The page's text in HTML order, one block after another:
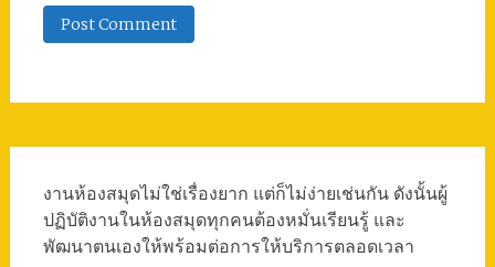
งานห้องสมุดไม่ใช่เรื่องยาก แต่ก็ไม่ง่ายเช่นกัน ดังนั้นผู้
ปฏิบัติงานในห้องสมุดทุกคนต้องหมั่นเรียนรู้ และ
พัฒนาตนเองให้พร้อมต่อการให้บริการตลอดเวลา